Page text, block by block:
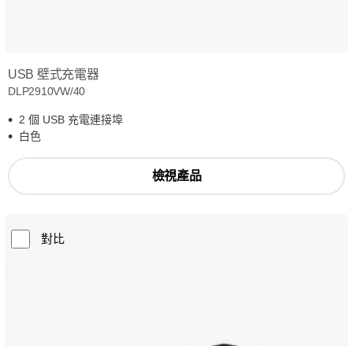
USB 壁式充電器
DLP2910VW/40
2 個 USB 充電連接埠
白色
檢視產品
對比